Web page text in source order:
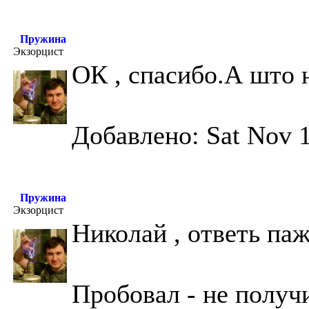
Пружина
Экзорцист
ОК , спасибо.А што
Добавлено: Sat Nov
Пружина
Экзорцист
Николай , ответь
Пробовал - не